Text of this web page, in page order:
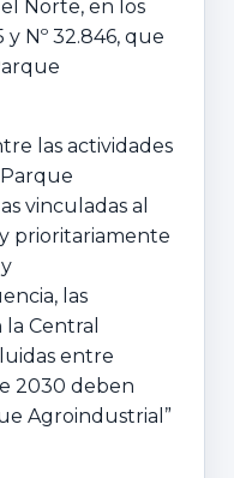
Norte, en los
y Nº 32.846, que
las actividades
vinculadas al
prioritariamente
las
Central
entre
2030 deben
Agroindustrial”